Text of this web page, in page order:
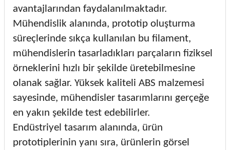
avantajlarından faydalanılmaktadır.
Mühendislik alanında, prototip oluşturma
süreçlerinde sıkça kullanılan bu filament,
mühendislerin tasarladıkları parçaların fiziksel
örneklerini hızlı bir şekilde üretebilmesine
olanak sağlar. Yüksek kaliteli ABS malzemesi
sayesinde, mühendisler tasarımlarını gerçeğe
en yakın şekilde test edebilirler.
Endüstriyel tasarım alanında, ürün
prototiplerinin yanı sıra, ürünlerin görsel